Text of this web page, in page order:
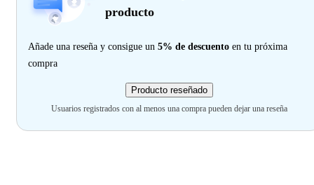
producto
Añade una reseña y consigue un 5% de descuento en tu próxima
compra
Producto reseñado
Usuarios registrados con al menos una compra pueden dejar una reseña